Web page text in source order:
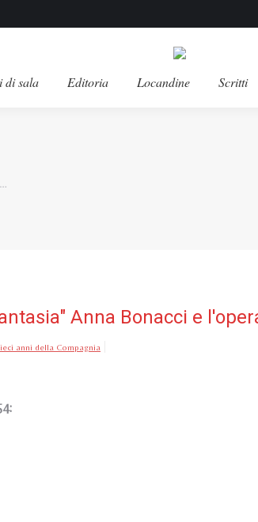
di sala Editoria Locandine Scritti
Anna Bonacci e
anni della Compagnia